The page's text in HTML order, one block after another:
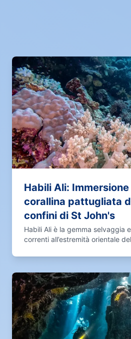
Habili Ali:
corallina pattugliata
confini di St John's
Habili Ali è la gemma selvaggia
correnti all’estremità orientale